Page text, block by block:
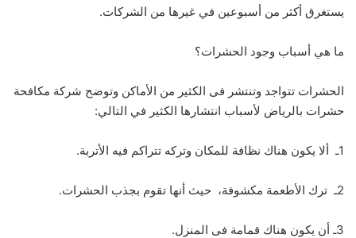
يستغرق أكثر من أسبوعين في غيرها من الشركات.
ما هي أسباب وجود الحشرات؟
الحشرات تتواجد وتنتشر فى الكثير من الأماكن وتوضح شركة مكافحة
حشرات بالرياض لأسباب انتشارها الكثير في التالي:
1ـ ألا يكون هناك نظافة للمكان وتركه تتراكم فيه الأتربة.
2ـ ترك الأطعمة مكشوفة، حيث أنها تقوم بجذب الحشرات.
3ـ أن يكون هناك قمامة فى المنزل.